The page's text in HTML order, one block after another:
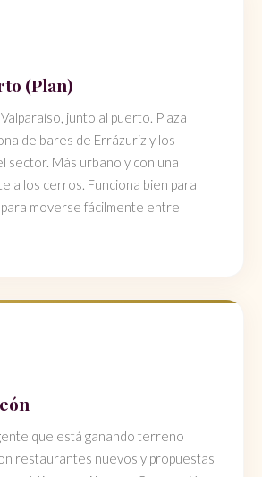
(Plan)
junto al puerto. Plaza
de bares de Errázuriz y los
sector. Más urbano y con una
a los cerros. Funciona bien para
moverse fácilmente entre
que está ganando terreno
restaurantes nuevos y propuestas